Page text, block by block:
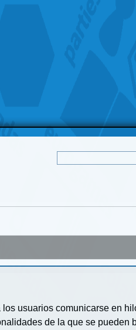
usuarios comunicarse en
de la que se pueden